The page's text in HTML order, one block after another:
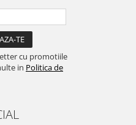
cu promotiile
in Politica de